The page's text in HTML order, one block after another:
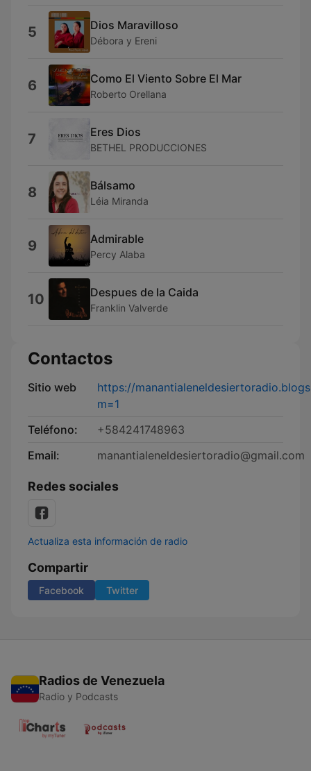
5 Dios Maravilloso
Débora y Ereni
6 Como El Viento Sobre El Mar
Roberto Orellana
7 Eres Dios
BETHEL PRODUCCIONES
8 Bálsamo
Léia Miranda
9 Admirable
Percy Alaba
10 Despues de la Caida
Franklin Valverde
Contactos
Sitio web
https://
m=1
Teléfono:
+584241748963
Email:
manantialeneldesiertoradio@gmail.com
Redes sociales
Actualiza esta información de radio
Compartir
Facebook Twitter
Radios de Venezuela
Radio y Podcasts